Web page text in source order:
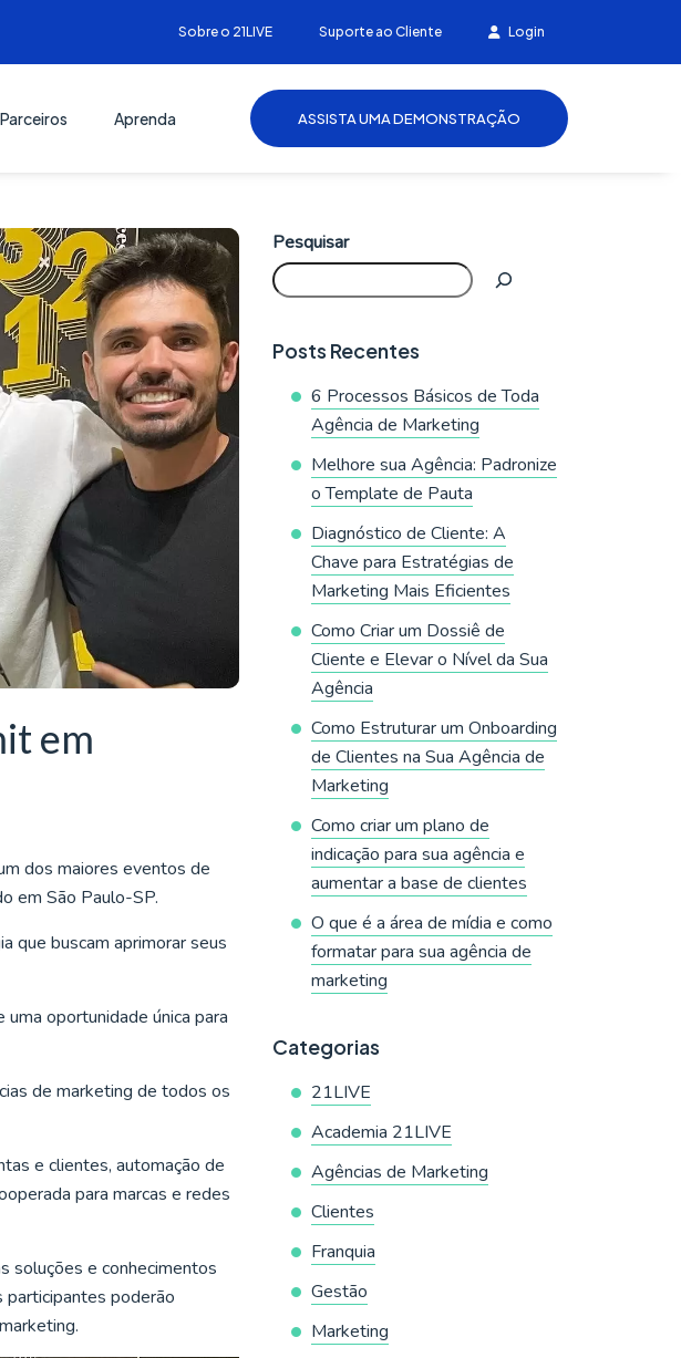
Sobre o 21LIVE Suporte ao Cliente Login
Parceiros Aprenda ASSISTA UMA DEMONSTRAÇÃO
em
dos maiores eventos de
em São Paulo-SP.
que buscam aprimorar seus
oportunidade única para
de marketing de todos os
e clientes, automação de
para marcas e redes
soluções e conhecimentos
participantes poderão
Pesquisar
Posts Recentes
6 Processos Básicos de Toda
Agência de Marketing
Melhore sua Agência: Padronize
o Template de Pauta
Diagnóstico de Cliente: A
Chave para Estratégias de
Marketing Mais Eficientes
Como Criar um Dossiê de
Cliente e Elevar o Nível da Sua
Agência
Como Estruturar um Onboarding
de Clientes na Sua Agência de
Marketing
Como criar um plano de
indicação para sua agência e
aumentar a base de clientes
O que é a área de mídia e como
formatar para sua agência de
marketing
Categorias
21LIVE
Academia 21LIVE
Agências de Marketing
Clientes
Franquia
Gestão
Marketing